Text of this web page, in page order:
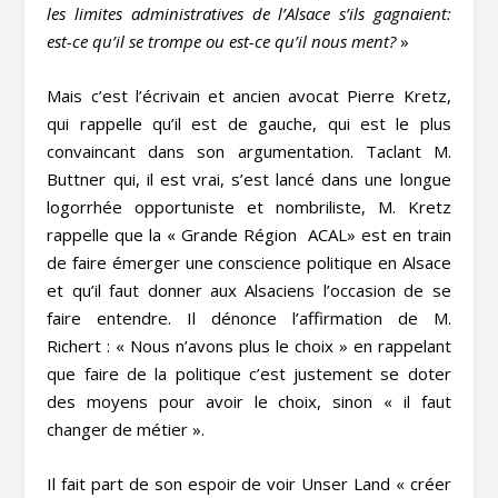
les limites administratives de l’Alsace s’ils gagnaient:
est-ce qu’il se trompe ou est-ce qu’il nous ment?»
Mais c’est l’écrivain et ancien avocat Pierre Kretz,
qui rappelle qu’il est de gauche, qui est le plus
convaincant dans son argumentation. Taclant M.
Buttner qui, il est vrai, s’est lancé dans une longue
logorrhée opportuniste et nombriliste, M. Kretz
rappelle que la « Grande Région ACAL» est en train
de faire émerger une conscience politique en Alsace
et qu’il faut donner aux Alsaciens l’occasion de se
faire entendre. Il dénonce l’affirmation de M.
Richert : « Nous n’avons plus le choix » en rappelant
que faire de la politique c’est justement se doter
des moyens pour avoir le choix, sinon « il faut
changer de métier ».
Il fait part de son espoir de voir Unser Land « créer